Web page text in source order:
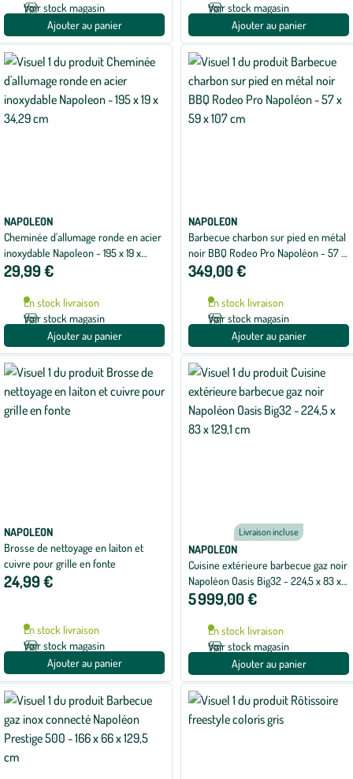
Voir stock magasin
Ajouter au panier
Voir stock magasin
Ajouter au panier
NAPOLEON
Cheminée d'allumage ronde en acier
inoxydable Napoleon - 195 x 19 x
34,29 cm
29,99 €
En stock livraison
Voir stock magasin
Ajouter au panier
NAPOLEON
Barbecue charbon sur pied en métal
noir BBQ Rodeo Pro Napoléon - 57 x
59 x 107 cm
349,00 €
En stock livraison
Voir stock magasin
Ajouter au panier
NAPOLEON
Brosse de nettoyage en laiton et
cuivre pour grille en fonte
24,99 €
En stock livraison
Voir stock magasin
Ajouter au panier
Livraison incluse
NAPOLEON
Cuisine extérieure barbecue gaz noir
Napoléon Oasis Big32 - 224,5 x 83 x
129,1 cm
5 999,00 €
En stock livraison
Voir stock magasin
Ajouter au panier